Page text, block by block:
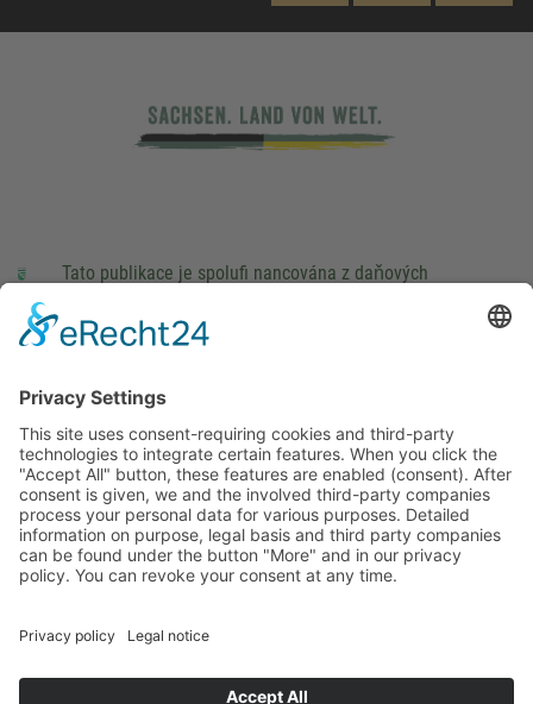
Tato publikace je spolufi nancována z daňových
Saského Zemského sněmu.
This site uses consent-requiring cookies and third-party
technologies to integrate certain features. When you click the
"Accept All" button, these features are enabled (consent).
After consent is given, we and the involved third-party
companies process your personal data for various purposes.
companies can be found under the button "More" and in our